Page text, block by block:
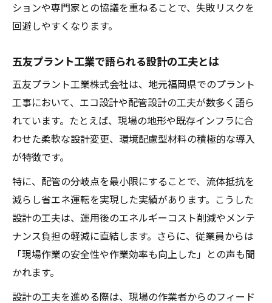
ションや専門家との協議を重ねることで、失敗リスクを
回避しやすくなります。
五友プラント工業で語られる設計の工夫とは
五友プラント工業株式会社は、地元福岡県でのプラント
工事において、エコ設計や配管設計の工夫が数多く語ら
れています。たとえば、現場の地形や既存インフラに合
わせた柔軟な設計変更、環境配慮型材料の積極的な導入
が特徴です。
特に、配管の分岐点を最小限にすることで、流体抵抗を
減らし省エネ運転を実現した実績があります。こうした
設計の工夫は、運用後のエネルギーコスト削減やメンテ
ナンス負担の軽減に直結します。さらに、従業員からは
「現場作業の安全性や作業効率も向上した」との声も聞
かれます。
設計の工夫を進める際は、現場の作業者からのフィード